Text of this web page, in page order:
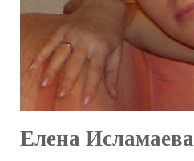
Елена Исламаева